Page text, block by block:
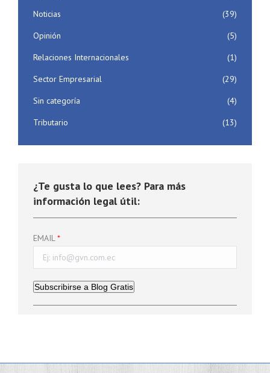
Noticias
(39)
Opinión
(5)
Relaciones Internacionales
(1)
Sector Empresarial
(29)
Sin categoría
(4)
Tributario
(13)
¿Te gusta lo que lees? Para más
información legal útil:
EMAIL
Subscribirse a Blog Gratis